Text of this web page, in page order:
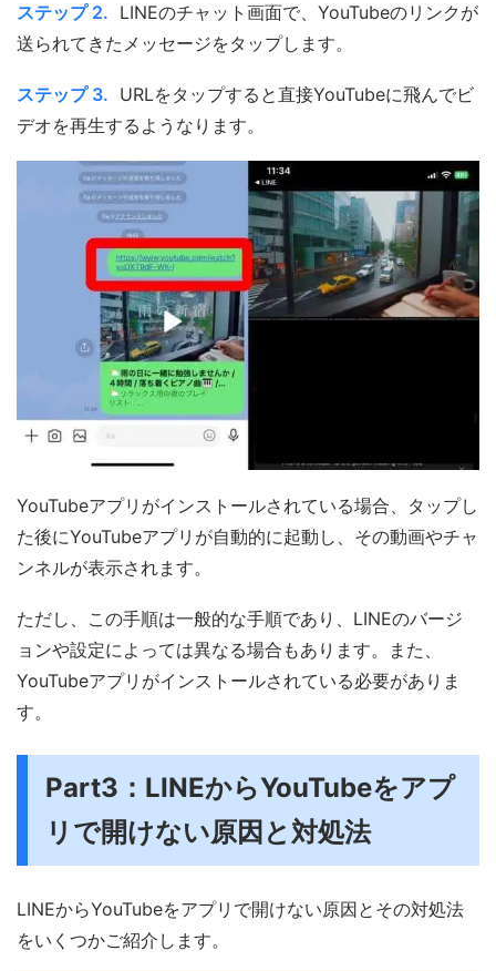
ステップ 2. LINEのチャット画面で、YouTubeのリンクが
送られてきたメッセージをタップします。
ステップ 3. URLをタップすると直接YouTubeに飛んでビ
デオを再生するようなります。
YouTubeアプリがインストールされている場合、タップし
た後にYouTubeアプリが自動的に起動し、その動画やチャ
ンネルが表示されます。
ただし、この手順は一般的な手順であり、LINEのバージ
ョンや設定によっては異なる場合もあります。また、
YouTubeアプリがインストールされている必要がありま
す。
Part3：LINEからYouTubeをアプ
リで開けない原因と対処法
LINEからYouTubeをアプリで開けない原因とその対処法
をいくつかご紹介します。